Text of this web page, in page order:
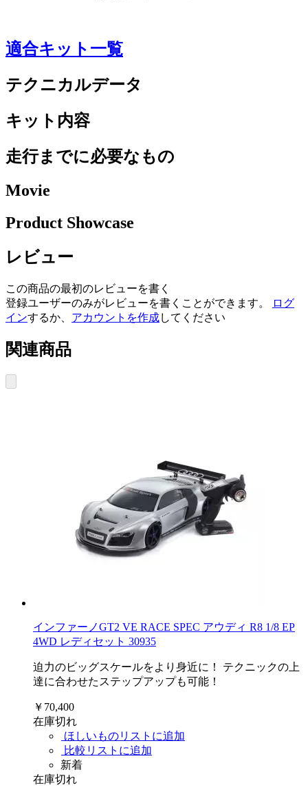
適合キット一覧
テクニカルデータ
キット内容
走行までに必要なもの
Movie
Product Showcase
レビュー
この商品の最初のレビューを書く
登録ユーザーのみがレビューを書くことができます。
ログ
インするか、 アカウントを作成してください
関連商品
インファーノGT2 VE RACE SPEC アウディ R8 1/8 EP
4WD レディセット 30935
迫力のビッグスケールをより身近に！ テクニックの上
達に合わせたステップアップも可能！
￥70,400
在庫切れ
ほしいものリストに追加
比較リストに追加
新着
在庫切れ